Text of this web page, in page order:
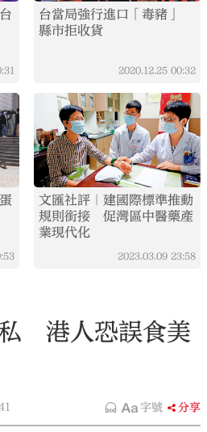
台當局強行進口「毒豬」
縣市拒收貨
2020.12.25 00:32
文匯社評｜建國際標準推動
規則銜接 促灣區中醫藥產
業現代化
2023.03.09 23:58
港人恐誤食美
字號 分享